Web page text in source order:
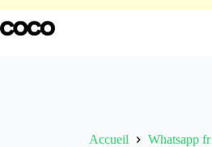
au
contenu
Accueil
Whatsapp fr